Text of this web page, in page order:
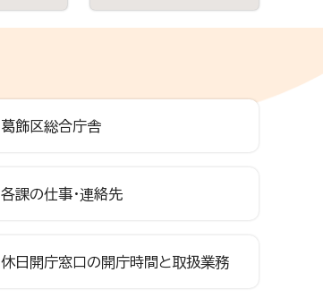
葛飾区総合庁舎
各課の仕事・連絡先
休日開庁窓口の開庁時間と取扱業務